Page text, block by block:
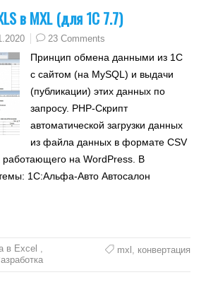
в MXL (для 1С 7.7)
23 Comments
Принцип обмена данными из 1С
с сайтом (на MySQL) и выдачи
(публикации) этих данных по
запросу. PHP-Скрипт
автоматической загрузки данных
из файла данных в формате CSV
работающего на WordPress. В
1С:Альфа-Авто Автосалон
в Excel ,
mxl , конвертация